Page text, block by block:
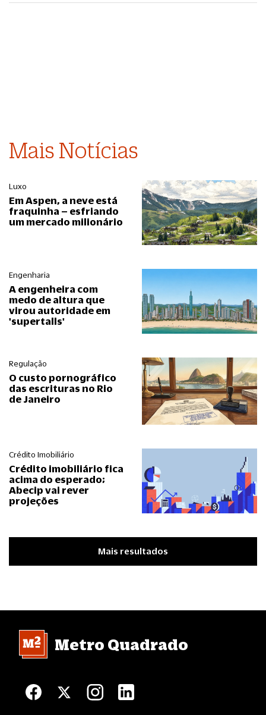
Mais Notícias
Luxo
Em Aspen, a neve está
fraquinha – esfriando
um mercado milionário
Engenharia
A engenheira com
medo de altura que
virou autoridade em
'supertalls'
Regulação
O custo pornográfico
das escrituras no Rio
de Janeiro
Crédito Imobiliário
Crédito imobiliário fica
acima do esperado;
Abecip vai rever
projeções
Mais resultados
Metro Quadrado